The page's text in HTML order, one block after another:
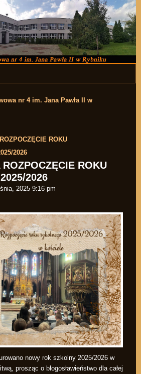
Przejdź do zawartości
nr 4 im. Jana Pawła II w
ROKU
2026
ROKU
2026
2025 9:16 pm
nowy rok szkolny 2025/2026 w
prosząc o błogosławieństwo dla całej